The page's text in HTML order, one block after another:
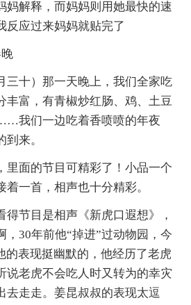
妈解释，而妈妈则用她最快的速
反应过来妈妈就贴完了
晚
三十）那一天晚上，我们全家吃
丰富，有青椒炒红肠、鸡、土豆
我们一边吃着香喷喷的年夜
来。
里面的节目可精彩了！小品一个
一首，相声也十分精彩。
得节目是相声《新虎口遐想》，
，30年前他“掉进”过动物园，今
的表现挺幽默的，他经历了老虎
说老虎不会吃人时又转为的幸灾
去走走。姜昆叔叔的表现太逗